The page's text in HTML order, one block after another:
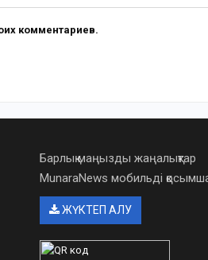
комментариев.
Барлық маңызды жаңалықтар
MunaraNews мобильді
ЖҮКТЕП АЛУ